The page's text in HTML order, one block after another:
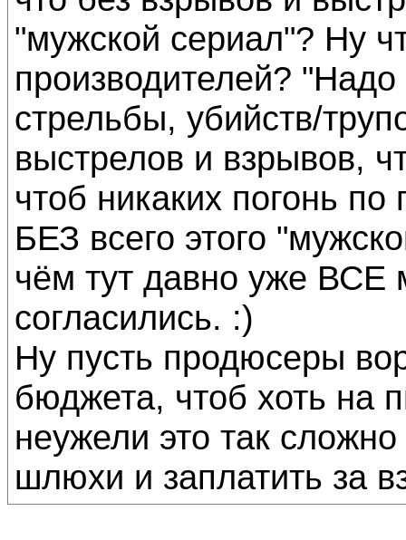
"мужской сериал"? Ну
производителей?
стрельбы, убийств/
выстрелов и взрывов,
чтоб никаких погонь
БЕЗ всего этого
чём тут давно уже
согласились. :)
Ну пусть продюсеры
бюджета, чтоб хоть на
неужели это так
шлюхи и заплатить за